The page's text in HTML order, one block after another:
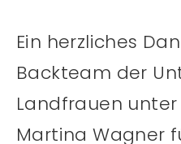
Ein herzliches
Backteam der
Landfrauen
Martina Wagner